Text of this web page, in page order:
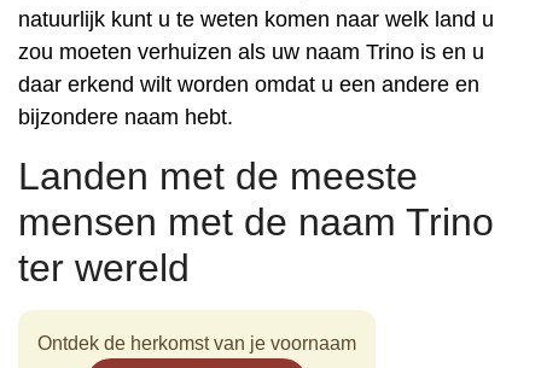
natuurlijk kunt u te weten komen naar welk land u
zou moeten verhuizen als uw naam Trino is en u
daar erkend wilt worden omdat u een andere en
bijzondere naam hebt.
Landen met de meeste
mensen met de naam Trino
ter wereld
Ontdek de herkomst van je voornaam